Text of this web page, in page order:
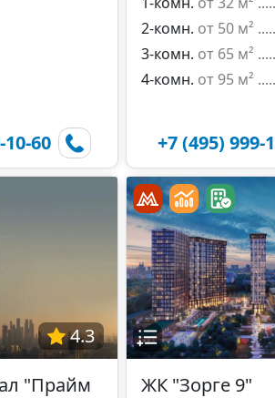
10-60
2-комн. от 50 м²
3-комн. от 65 м²
4-комн. от 95 м²
+7 (495) 999-
4.3
"Прайм
ЖК "Зорге 9"